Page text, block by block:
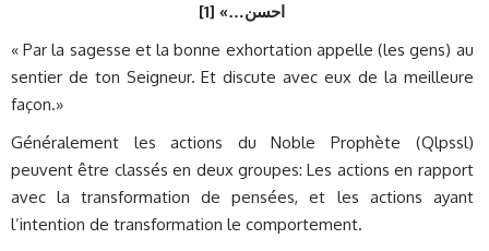
احسن…» [1 ]
« Par la sagesse et la bonne exhortation appelle (les gens) au
sentier de ton Seigneur. Et discute avec eux de la meilleure
façon.»
Généralement les actions du Noble Prophète (Qlpssl)
peuvent être classés en deux groupes: Les actions en rapport
avec la transformation de pensées, et les actions ayant
l’intention de transformation le comportement.